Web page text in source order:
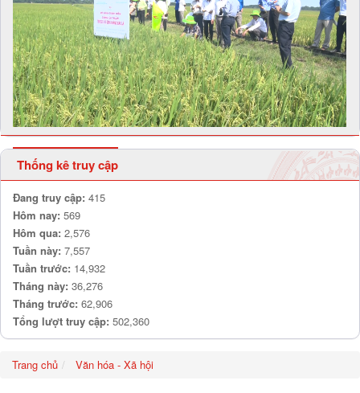
Thống kê truy cập
Đang truy cập: 415
Hôm nay: 569
Hôm qua: 2,576
Tuần này: 7,557
Tuần trước: 14,932
Tháng này: 36,276
Tháng trước: 62,906
Tổng lượt truy cập: 502,360
Trang chủ Văn hóa - Xã hội